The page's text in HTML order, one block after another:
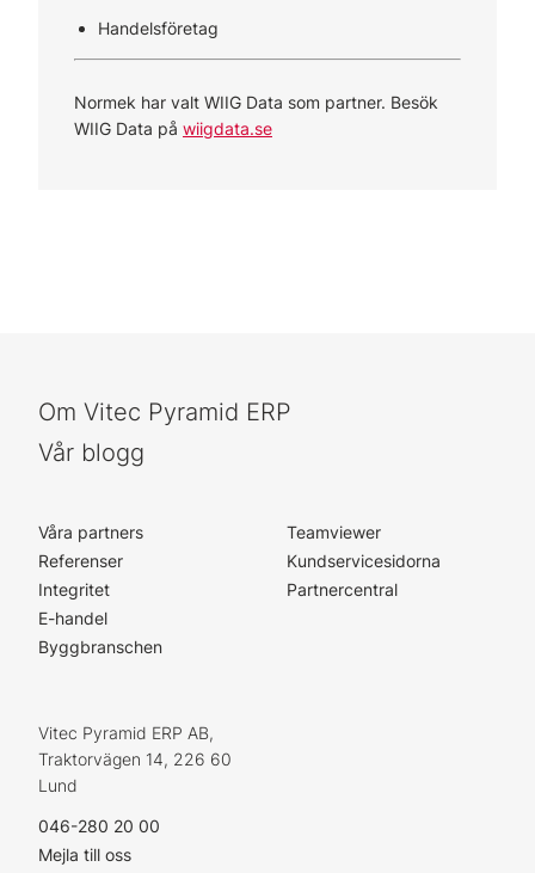
Handelsföretag
Normek har valt WIIG Data som partner. Besök
WIIG Data på wiigdata.se
Om Vitec Pyramid ERP
Vår blogg
Våra partners
Referenser
Integritet
E-handel
Byggbranschen
Teamviewer
Kundservicesidorna
Partnercentral
Vitec Pyramid ERP AB,
Traktorvägen 14, 226 60
Lund
046-280 20 00
Mejla till oss